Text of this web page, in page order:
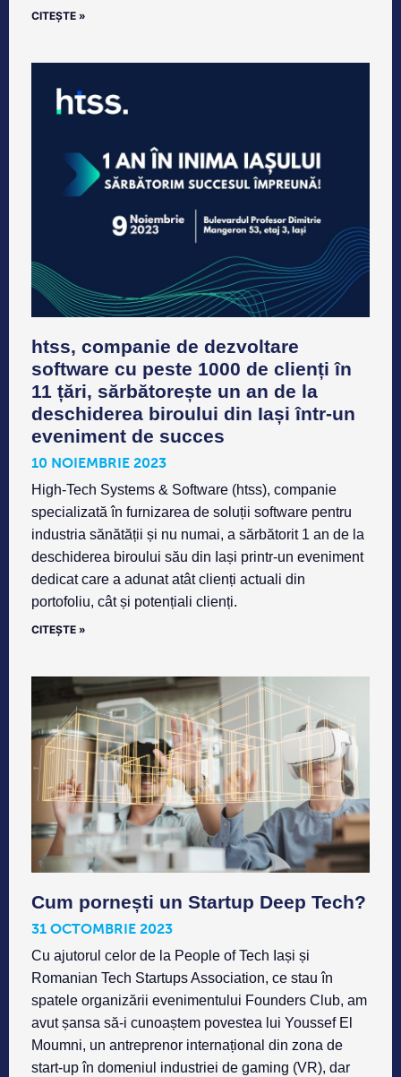
CITEȘTE »
htss, companie de dezvoltare
software cu peste 1000 de clienți în
11 țări, sărbătorește un an de la
deschiderea biroului din Iași într-un
eveniment de succes
10 NOIEMBRIE 2023
High-Tech Systems & Software (htss), companie
specializată în furnizarea de soluții software pentru
industria sănătății și nu numai, a sărbătorit 1 an de la
deschiderea biroului său din Iași printr-un eveniment
dedicat care a adunat atât clienți actuali din
portofoliu, cât și potențiali clienți.
CITEȘTE »
Cum pornești un Startup Deep Tech?
31 OCTOMBRIE 2023
Cu ajutorul celor de la People of Tech Iași și
Romanian Tech Startups Association, ce stau în
spatele organizării evenimentului Founders Club, am
avut șansa să-i cunoaștem povestea lui Youssef El
Moumni, un antreprenor internațional din zona de
start-up în domeniul industriei de gaming (VR), dar